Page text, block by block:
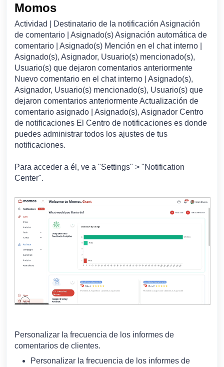
Momos
Actividad | Destinatario de la notificación Asignación
de comentario | Asignado(s) Asignación automática de
comentario | Asignado(s) Mención en el chat interno |
Asignado(s), Asignador, Usuario(s) mencionado(s),
Usuario(s) que dejaron comentarios anteriormente
Nuevo comentario en el chat interno | Asignado(s),
Asignador, Usuario(s) mencionado(s), Usuario(s) que
dejaron comentarios anteriormente Actualización de
comentario asignado | Asignado(s), Asignador Centro
de notificaciones El Centro de notificaciones es donde
puedes administrar todos los ajustes de tus
notificaciones.
Para acceder a él, ve a "Settings" > "Notification
Center".
Personalizar la frecuencia de los informes de
comentarios de clientes.
Personalizar la frecuencia de los informes de